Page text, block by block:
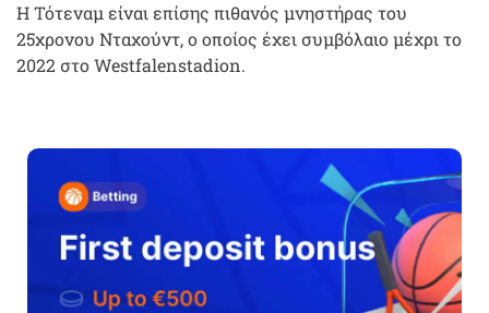
Η Τότεναμ είναι επίσης πιθανός μνηστήρας του
25χρονου Νταχούντ, ο οποίος έχει συμβόλαιο μέχρι το
2022 στο Westfalenstadion.